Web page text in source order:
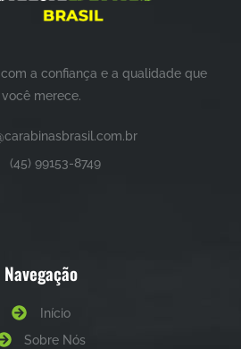
a confiança e a qualidade que
você merece.
(45) 99153-8749
Navegação
Início
Sobre Nós